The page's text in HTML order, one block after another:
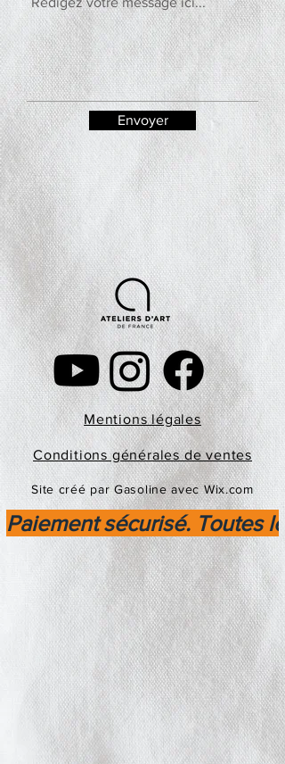
Envoyer
Mentions légales
Conditions générales de ventes
Site créé par Gasoline avec Wix.com
Paiement sécurisé. Toutes